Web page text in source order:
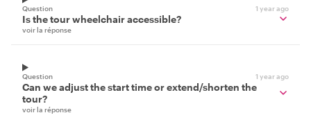
Question 1 year ago
Is the tour wheelchair accessible?
voir la réponse
Question 1 year ago
Can we adjust the start time or extend/shorten the
tour?
voir la réponse